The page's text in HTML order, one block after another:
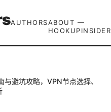
AUTHORSABOUT —
避坑攻略，VPN节点选择、